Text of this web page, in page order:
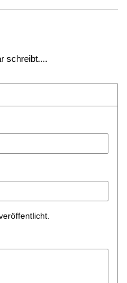
schreibt....